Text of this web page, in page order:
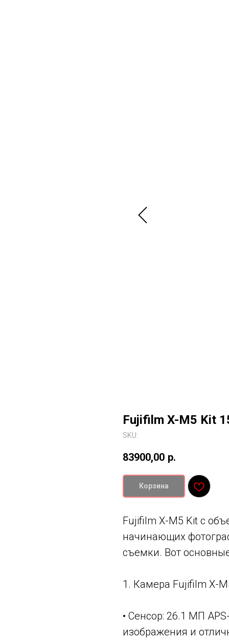
Fujifilm X-M5 Kit
SKU:
83900,00 р.
Корзина
Fujifilm X-M5 Kit с
начинающих
съемки. Вот
1. Камера Fujifilm X-
• Сенсор: 26.1 МП
изображения и